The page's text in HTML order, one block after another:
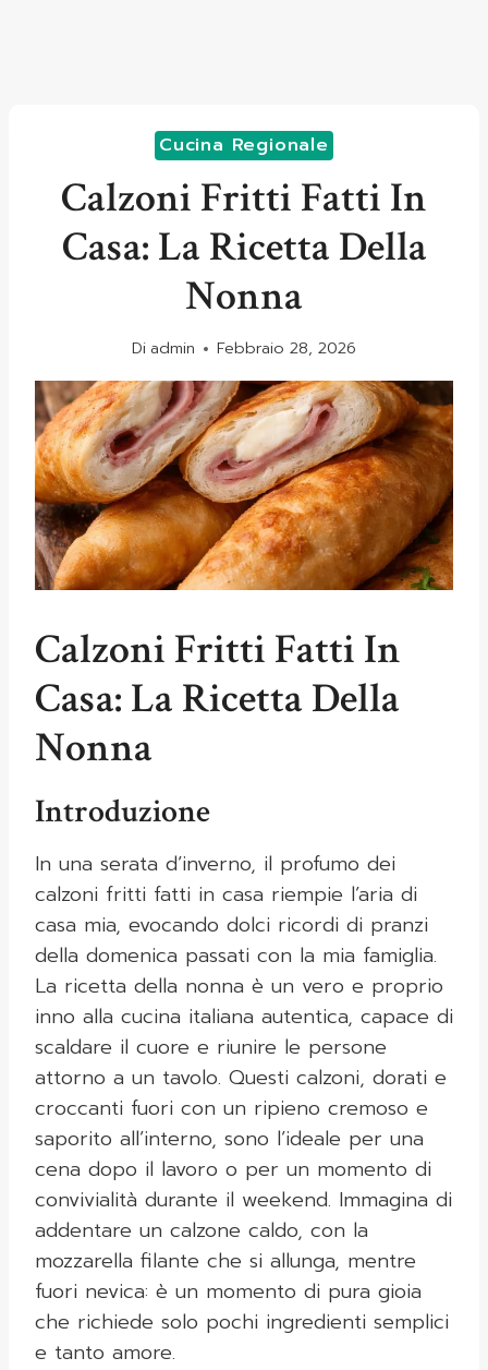
Cucina Regionale
Calzoni Fritti Fatti In
Casa: La Ricetta Della
Nonna
Di admin Febbraio 28, 2026
Calzoni Fritti Fatti In
Casa: La Ricetta Della
Nonna
Introduzione
In una serata d’inverno, il profumo dei
calzoni fritti fatti in casa riempie l’aria di
casa mia, evocando dolci ricordi di pranzi
della domenica passati con la mia famiglia.
La ricetta della nonna è un vero e proprio
inno alla cucina italiana autentica, capace di
scaldare il cuore e riunire le persone
attorno a un tavolo. Questi calzoni, dorati e
croccanti fuori con un ripieno cremoso e
saporito all’interno, sono l’ideale per una
cena dopo il lavoro o per un momento di
convivialità durante il weekend. Immagina di
addentare un calzone caldo, con la
mozzarella filante che si allunga, mentre
fuori nevica: è un momento di pura gioia
che richiede solo pochi ingredienti semplici
e tanto amore.